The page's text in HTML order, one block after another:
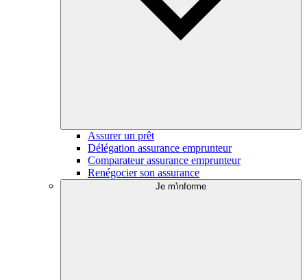
Assurer un prêt
Délégation assurance emprunteur
Comparateur assurance emprunteur
Renégocier son assurance
Je m'informe